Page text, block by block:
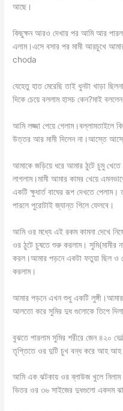
আছে।
কিছুক্ষন আরও দেখার পর আমি আর
এলাম।এসে বসার পর মামী আরচুখে
choda
যেহেতু হাত মেরেছি তাই ধুনটা খাড়া
দিকে চেয়ে বললাম হাসচ কেন?মাই
আমি লজ্জা পেয়ে গেলাম।বল্লামতাইলে
উত্তর আর মামী দিলেন না।আস্তে
আমাকে জড়িয়ে ধরে আমার ঠুটে চুমু
লাগলাম।মামী আমার কামর খেয়ে
একটি ক্ষুধার্ত বাঘের রূপ দেখতে
পারলে পুরোটাই জ্যান্ত গিলে ফেলবে।
আমি ওর মধ্যে এই রকম কামনা দেখে
ওর ঠুটে চুষতে শুরু করলাম।
করল।আমার পড়নে একটা ফতুয়া ছিল ও
করলাম।
আমার পড়নে এখন শুধু একটি
আলতো করে সুমির দুধ গুলোকে তিপে
বুঝতে পারলাম সুমির শরীরে জেন ৪২০
তৃপ্তিতে ওর দুটি চুখ বন্ধ করে আহ
আমি এক ঝটকায় ওর ব্লাউজ খুলে
ভিতর ওর ৩৬ সাইজের দুধগুলো একদম